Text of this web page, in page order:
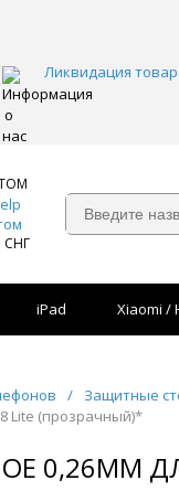
Ликвидация
СНГ
iPad Xiaomi /
/ Защитные
Lite (прозрачный)*
0,26ММ